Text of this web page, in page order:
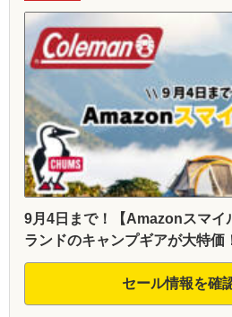
9月4日まで！【Amazonスマイ
ランドのキャンプギアが大特価
セール情報を確